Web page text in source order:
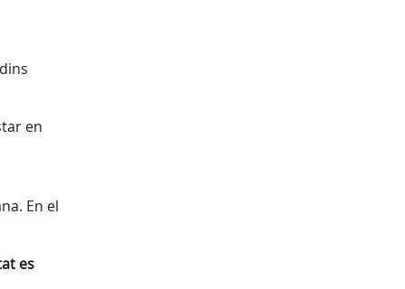
en
En el
es